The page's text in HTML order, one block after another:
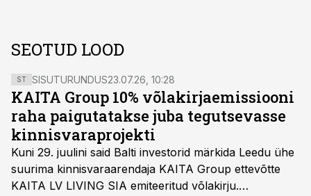
SEOTUD LOOD
ST SISUTURUNDUS23.07.26, 10:28
KAITA Group 10% võlakirjaemissiooni
raha paigutatakse juba tegutsevasse
kinnisvaraprojekti
Kuni 29. juulini said Balti investorid märkida Leedu ühe
suurima kinnisvaraarendaja KAITA Group ettevõtte
KAITA LV LIVING SIA emiteeritud võlakirju.